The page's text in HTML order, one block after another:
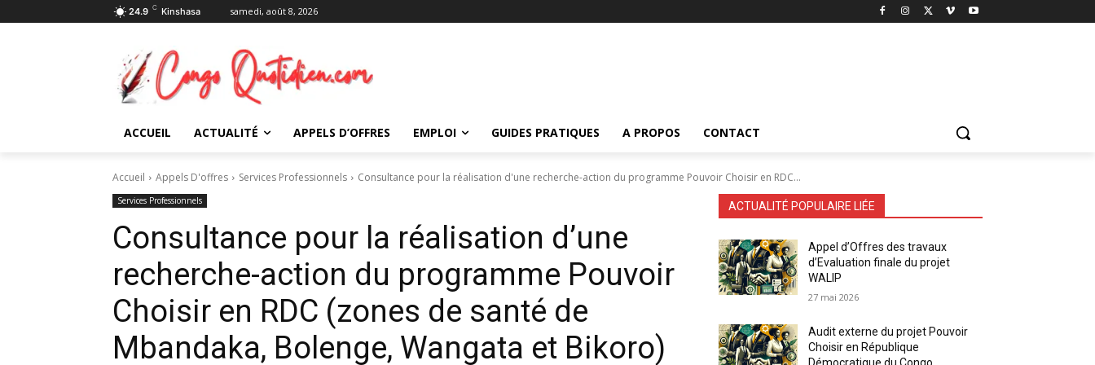
24.9 C Kinshasa samedi, août 8, 2026
ACCUEIL ACTUALITÉ APPELS D’OFFRES EMPLOI GUIDES PRATIQUES A PROPOS CONTACT
Accueil Appels D'offres Services Professionnels Consultance pour la réalisation d'une recherche-action du programme Pouvoir Choisir en RDC...
Services Professionnels
Consultance pour la réalisation d’une
recherche-action du programme Pouvoir
Choisir en RDC (zones de santé de
Mbandaka, Bolenge, Wangata et Bikoro)
ACTUALITÉ POPULAIRE LIÉE
Appel d’Offres des travaux
d’Evaluation finale du projet
WALIP
27 mai 2026
Audit externe du projet Pouvoir
Choisir en République